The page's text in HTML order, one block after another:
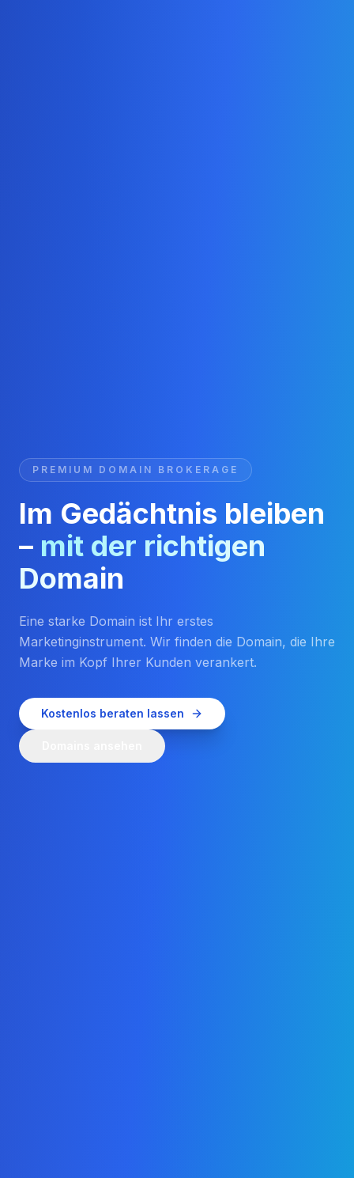
PREMIUM DOMAIN BROKERAGE
Im Gedächtnis bleiben
– mit der richtigen
Domain
Eine starke Domain ist Ihr erstes
Marketinginstrument. Wir finden die Domain, die Ihre
Marke im Kopf Ihrer Kunden verankert.
Kostenlos beraten lassen